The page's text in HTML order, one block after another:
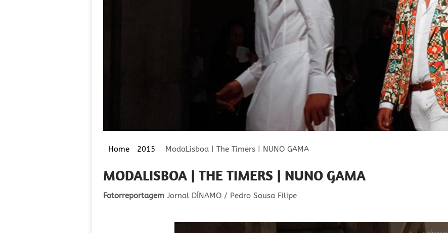
Home 2015 ModaLisboa | The Timers | NUNO GAMA
MODALISBOA | THE TIMERS | NUNO GAMA
FotorreportagemJornal DÍNAMO / Pedro Sousa Filipe